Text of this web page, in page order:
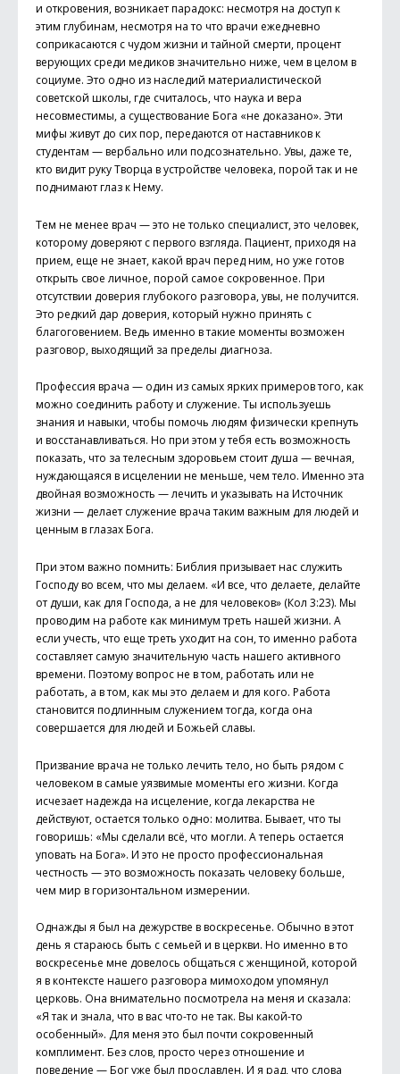
и откровения, возникает парадокс: несмотря на доступ к
этим глубинам, несмотря на то что врачи ежедневно
соприкасаются с чудом жизни и тайной смерти, процент
верующих среди медиков значительно ниже, чем в целом в
социуме. Это одно из наследий материалистической
советской школы, где считалось, что наука и вера
несовместимы, а существование Бога «не доказано». Эти
мифы живут до сих пор, передаются от наставников к
студентам — вербально или подсознательно. Увы, даже те,
кто видит руку Творца в устройстве человека, порой так и не
поднимают глаз к Нему.
Тем не менее врач — это не только специалист, это человек,
которому доверяют с первого взгляда. Пациент, приходя на
прием, еще не знает, какой врач перед ним, но уже готов
открыть свое личное, порой самое сокровенное. При
отсутствии доверия глубокого разговора, увы, не получится.
Это редкий дар доверия, который нужно принять с
благоговением. Ведь именно в такие моменты возможен
разговор, выходящий за пределы диагноза.
Профессия врача — один из самых ярких примеров того, как
можно соединить работу и служение. Ты используешь
знания и навыки, чтобы помочь людям физически крепнуть
и восстанавливаться. Но при этом у тебя есть возможность
показать, что за телесным здоровьем стоит душа — вечная,
нуждающаяся в исцелении не меньше, чем тело. Именно эта
двойная возможность — лечить и указывать на Источник
жизни — делает служение врача таким важным для людей и
ценным в глазах Бога.
При этом важно помнить: Библия призывает нас служить
Господу во всем, что мы делаем. «И все, что делаете, делайте
от души, как для Господа, а не для человеков» (Кол 3:23). Мы
проводим на работе как минимум треть нашей жизни. А
если учесть, что еще треть уходит на сон, то именно работа
составляет самую значительную часть нашего активного
времени. Поэтому вопрос не в том, работать или не
работать, а в том, как мы это делаем и для кого. Работа
становится подлинным служением тогда, когда она
совершается для людей и Божьей славы.
Призвание врача не только лечить тело, но быть рядом с
человеком в самые уязвимые моменты его жизни. Когда
исчезает надежда на исцеление, когда лекарства не
действуют, остается только одно: молитва. Бывает, что ты
говоришь: «Мы сделали всё, что могли. А теперь остается
уповать на Бога». И это не просто профессиональная
честность — это возможность показать человеку больше,
чем мир в горизонтальном измерении.
Однажды я был на дежурстве в воскресенье. Обычно в этот
день я стараюсь быть с семьей и в церкви. Но именно в то
воскресенье мне довелось общаться с женщиной, которой
я в контексте нашего разговора мимоходом упомянул
церковь. Она внимательно посмотрела на меня и сказала:
«Я так и знала, что в вас что-то не так. Вы какой-то
особенный». Для меня это был почти сокровенный
комплимент. Без слов, просто через отношение и
поведение — Бог уже был прославлен. И я рад, что слова